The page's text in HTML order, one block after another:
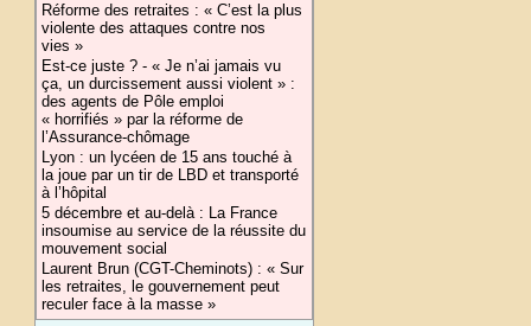
Réforme des retraites : « C’est la plus
violente des attaques contre nos
vies »
Est-ce juste ? - « Je n’ai jamais vu
ça, un durcissement aussi violent » :
des agents de Pôle emploi
« horrifiés » par la réforme de
l’Assurance-chômage
Lyon : un lycéen de 15 ans touché à
la joue par un tir de LBD et transporté
à l’hôpital
5 décembre et au-delà : La France
insoumise au service de la réussite du
mouvement social
Laurent Brun (CGT-Cheminots) : « Sur
les retraites, le gouvernement peut
reculer face à la masse »